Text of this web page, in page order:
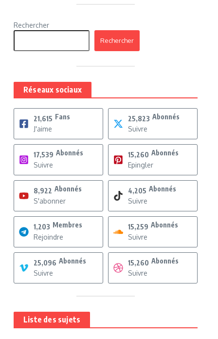
Rechercher
Rechercher
Réseaux sociaux
21,615 Fans
J'aime
25,823 Abonnés
Suivre
17,539 Abonnés
Suivre
15,260 Abonnés
Epingler
8,922 Abonnés
S'abonner
4,205 Abonnés
Suivre
1,203 Membres
Rejoindre
15,259 Abonnés
Suivre
25,096 Abonnés
Suivre
15,260 Abonnés
Suivre
Liste des sujets